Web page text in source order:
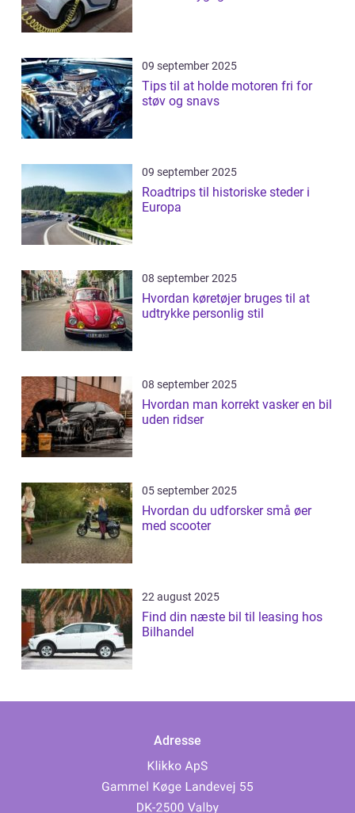
09 september 2025
Tips til at holde motoren fri for
støv og snavs
09 september 2025
Roadtrips til historiske steder i
Europa
08 september 2025
Hvordan køretøjer bruges til at
udtrykke personlig stil
08 september 2025
Hvordan man korrekt vasker en bil
uden ridser
05 september 2025
Hvordan du udforsker små øer
med scooter
22 august 2025
Find din næste bil til leasing hos
Bilhandel
Adresse